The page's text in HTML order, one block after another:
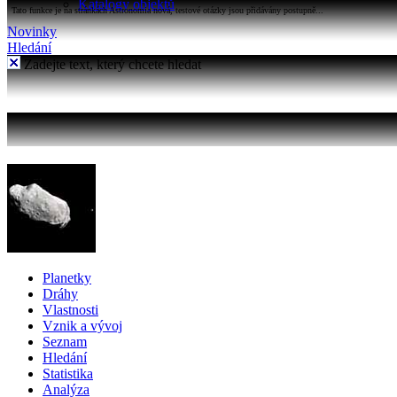
Katalogy objektů
Tato funkce je na stránkách Astronomia nová, testové otázky jsou přidávány postupně...
Novinky
Hledání
Zadejte text, který chcete hledat
Planetky
Dráhy
Vlastnosti
Vznik a vývoj
Seznam
Hledání
Statistika
Analýza